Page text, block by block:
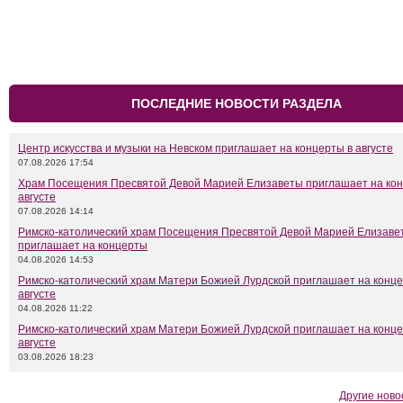
ПОСЛЕДНИЕ НОВОСТИ РАЗДЕЛА
Центр искусства и музыки на Невском приглашает на концерты в августе
07.08.2026 17:54
Храм Посещения Пресвятой Девой Марией Елизаветы приглашает на
августе
07.08.2026 14:14
Римско-католический храм Посещения Пресвятой Девой Марией
приглашает на концерты
04.08.2026 14:53
Римско-католический храм Матери Божией Лурдской приглашает на
августе
04.08.2026 11:22
Римско-католический храм Матери Божией Лурдской приглашает на
августе
03.08.2026 18:23
Другие